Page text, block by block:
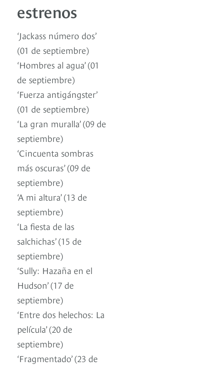
estrenos
‘Jackass número dos’
(01 de septiembre)
‘Hombres al agua’ (01
de septiembre)
‘Fuerza antigángster’
(01 de septiembre)
‘La gran muralla’ (09 de
septiembre)
‘Cincuenta sombras
más oscuras’ (09 de
septiembre)
‘A mi altura’ (13 de
septiembre)
‘La fiesta de las
salchichas’ (15 de
septiembre)
‘Sully: Hazaña en el
Hudson’ (17 de
septiembre)
‘Entre dos helechos: La
película’ (20 de
septiembre)
‘Fragmentado’ (23 de